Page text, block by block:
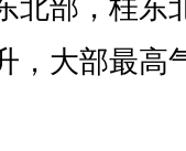
北部，桂东
，大部最高